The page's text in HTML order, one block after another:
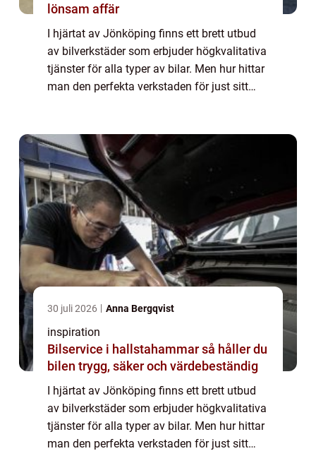
lönsam affär
I hjärtat av Jönköping finns ett brett utbud
av bilverkstäder som erbjuder högkvalitativa
tjänster för alla typer av bilar. Men hur hittar
man den perfekta verkstaden för just sitt
30 juli 2026 Anna Bergqvist
inspiration
Bilservice i hallstahammar så håller du
bilen trygg, säker och värdebeständig
I hjärtat av Jönköping finns ett brett utbud
av bilverkstäder som erbjuder högkvalitativa
tjänster för alla typer av bilar. Men hur hittar
man den perfekta verkstaden för just sitt